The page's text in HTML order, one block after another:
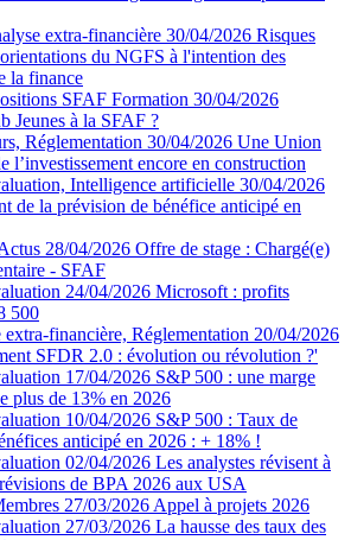
extra-financière 30/04/2026 Risques
du NGFS à l'intention des
la finance
SFAF Formation 30/04/2026
Jeunes à la SFAF ?
Réglementation 30/04/2026 Une Union
l’investissement encore en construction
Intelligence artificielle 30/04/2026
de la prévision de bénéfice anticipé en
28/04/2026 Offre de stage : Chargé(e)
- SFAF
24/04/2026 Microsoft : profits
500
extra-financière, Réglementation 20/04/2026
SFDR 2.0 : évolution ou révolution ?'
17/04/2026 S&P 500 : une marge
plus de 13% en 2026
10/04/2026 S&P 500 : Taux de
anticipé en 2026 : + 18% !
02/04/2026 Les analystes révisent à
de BPA 2026 aux USA
27/03/2026 Appel à projets 2026
27/03/2026 La hausse des taux des